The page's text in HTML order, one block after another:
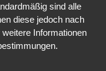
sind alle
diese jedoch nach
Informationen